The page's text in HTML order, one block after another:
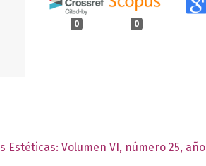
0 0
Volumen VI, número 25, año